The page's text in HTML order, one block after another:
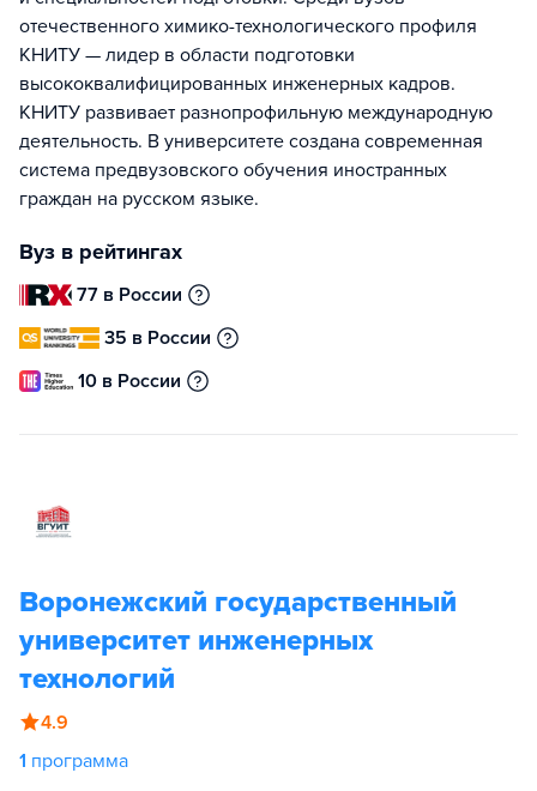
отечественного химико-технологического профиля
КНИТУ — лидер в области подготовки
высококвалифицированных инженерных кадров.
КНИТУ развивает разнопрофильную международную
деятельность. В университете создана современная
система предвузовского обучения иностранных
граждан на русском языке.
Вуз в рейтингах
77 в России
35 в России
10 в России
Воронежский государственный
университет инженерных
технологий
4.9
1 программа